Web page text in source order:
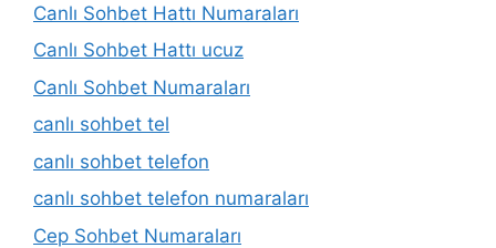
Canlı Sohbet Hattı Numaraları
Canlı Sohbet Hattı ucuz
Canlı Sohbet Numaraları
canlı sohbet tel
canlı sohbet telefon
canlı sohbet telefon numaraları
Cep Sohbet Numaraları